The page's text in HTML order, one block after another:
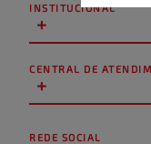
INSTITUCIONAL
+
CENTRAL DE
+
REDE SOCIAL